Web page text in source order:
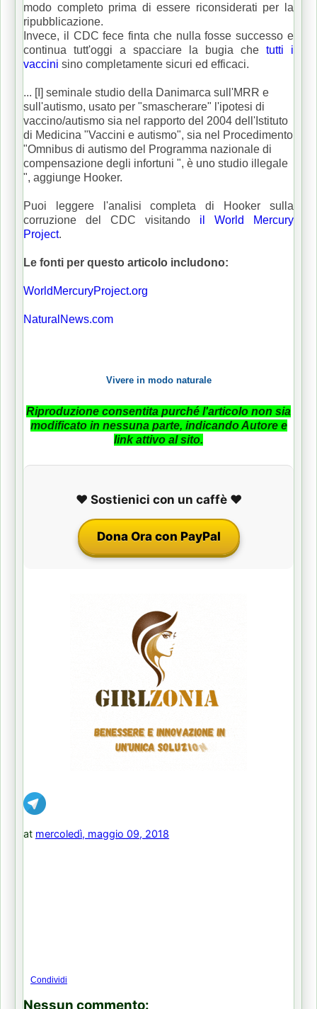
modo completo prima di essere riconsiderati per la
ripubblicazione.
Invece, il CDC fece finta che nulla fosse successo e
continua tutt'oggi a spacciare la bugia che tutti i
vaccini sino completamente sicuri ed efficaci.
... [I] seminale studio della Danimarca sull'MRR e
sull'autismo, usato per "smascherare" l'ipotesi di
vaccino/autismo sia nel rapporto del 2004 dell'Istituto
di Medicina "Vaccini e autismo", sia nel Procedimento
"Omnibus di autismo del Programma nazionale di
compensazione degli infortuni ", è uno studio illegale
", aggiunge Hooker.
Puoi leggere l'analisi completa di Hooker sulla
corruzione del CDC visitando il World Mercury
Project.
Le fonti per questo articolo includono:
WorldMercuryProject.org
NaturalNews.com
Vivere in modo naturale
Riproduzione consentita purché l'articolo non sia
modificato in nessuna parte, indicando Autore e
link attivo al sito.
❤️ Sostienici con un caffè ❤️
Dona Ora con PayPal
at mercoledì, maggio 09, 2018
Condividi
Nessun commento: